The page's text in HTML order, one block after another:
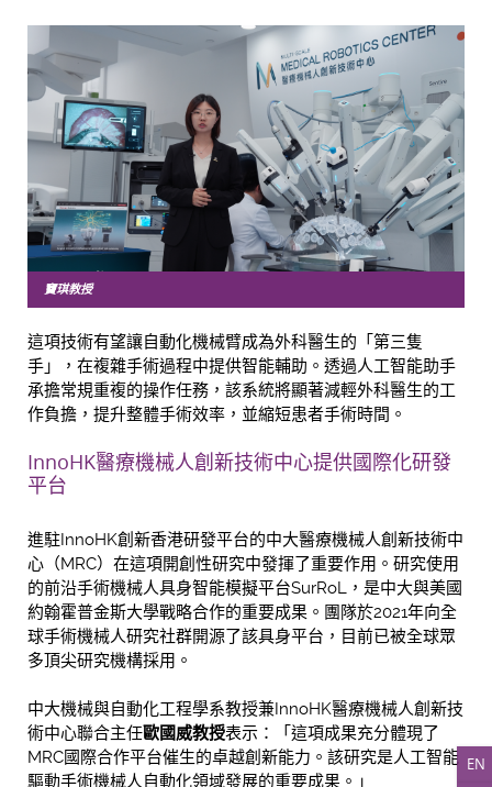
EN
竇琪教授
這項技術有望讓自動化機械臂成為外科醫生的「第三隻
手」，在複雜手術過程中提供智能輔助。透過人工智能助手
承擔常規重複的操作任務，該系統將顯著減輕外科醫生的工
作負擔，提升整體手術效率，並縮短患者手術時間。
InnoHK醫療機械人創新技術中心提供國際化研發
平台
進駐InnoHK創新香港研發平台的中大醫療機械人創新技術中
心（MRC）在這項開創性研究中發揮了重要作用。研究使用
的前沿手術機械人具身智能模擬平台SurRoL，是中大與美國
約翰霍普金斯大學戰略合作的重要成果。團隊於2021年向全
球手術機械人研究社群開源了該具身平台，目前已被全球眾
多頂尖研究機構採用。
中大機械與自動化工程學系教授兼InnoHK醫療機械人創新技
術中心聯合主任歐國威教授表示：「這項成果充分體現了
MRC國際合作平台催生的卓越創新能力。該研究是人工智能
驅動手術機械人自動化領域發展的重要成果。」